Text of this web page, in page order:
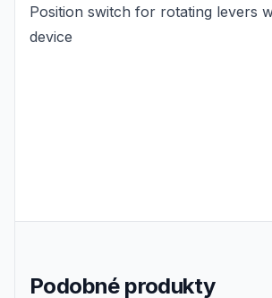
Position switch for rotating levers
device
Podobné produkty